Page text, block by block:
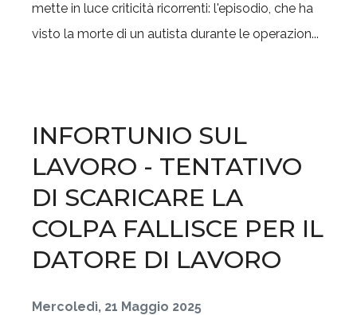
mette in luce criticità ricorrenti: l'episodio, che ha
visto la morte di un autista durante le operazion...
INFORTUNIO SUL
LAVORO - TENTATIVO
DI SCARICARE LA
COLPA FALLISCE PER IL
DATORE DI LAVORO
Mercoledì, 21 Maggio 2025